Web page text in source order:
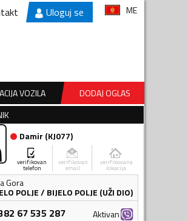
Uloguj se ME
VOZILA
DODAJ OGLAS
Damir (KJ077)
verifikovan
telefon
verifikovan
email
verifikovana
lokacija
Gora
POLJE/ BIJELO POLJE (UŽI DIO)
67 535 287 Aktivan